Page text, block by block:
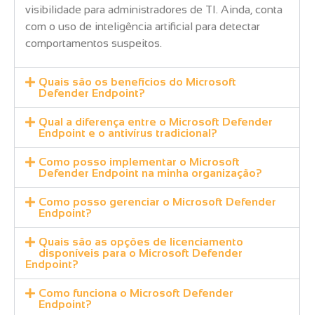
visibilidade para administradores de TI. Ainda, conta
com o uso de inteligência artificial para detectar
comportamentos suspeitos.
Quais são os benefícios do Microsoft
Defender Endpoint?
Qual a diferença entre o Microsoft Defender
Endpoint e o antivírus tradicional?
Como posso implementar o Microsoft
Defender Endpoint na minha organização?
Como posso gerenciar o Microsoft Defender
Endpoint?
Quais são as opções de licenciamento
disponíveis para o Microsoft Defender
Endpoint?
Como funciona o Microsoft Defender
Endpoint?